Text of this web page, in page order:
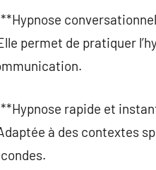
permet de pratiquer
rapide et
à des contextes